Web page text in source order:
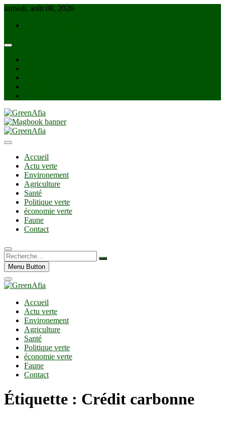
Skip
content
samedi, août 08, 2026
GreenAfia
Accueil
Actu verte
Environement
Agriculture
Santé
Politique verte
économie verte
Faune
Contact
Recherche…
Menu Button
Accueil
Actu verte
Environement
Agriculture
Santé
Politique verte
économie verte
Faune
Contact
Étiquette : Crédit carbonne